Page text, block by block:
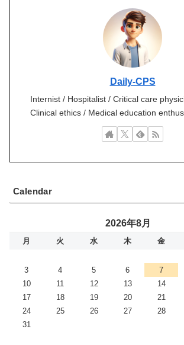
Daily-CPS
Internist / Hospitalist / Critical care
Clinical ethics / Medical education
Calendar
2026年8月
月 火 水 木 金
3
4 5 6 7
10
11 12 13 14
17
18 19 20 21
24
25 26 27 28
31